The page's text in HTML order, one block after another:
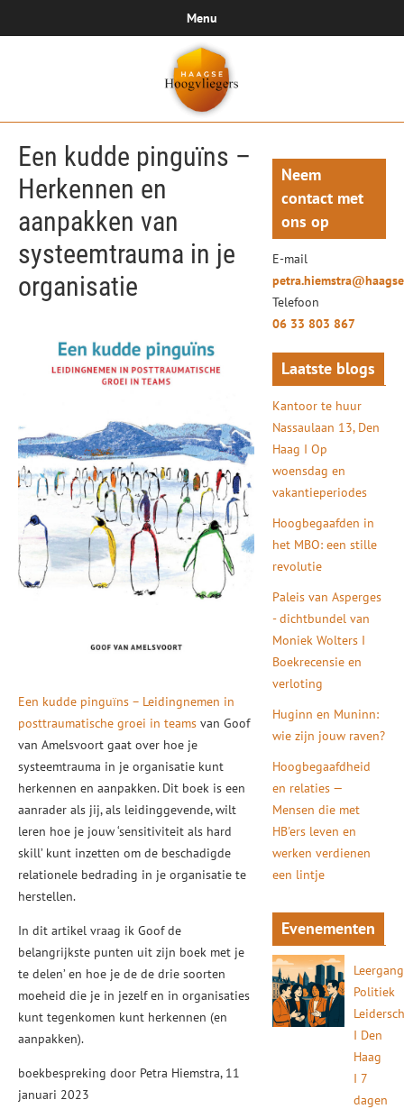
Menu
Een kudde pinguïns –
Herkennen en
aanpakken van
systeemtrauma in je
organisatie
Een kudde pinguïns – Leidingnemen in
posttraumatische groei in teams van Goof
van Amelsvoort gaat over hoe je
systeemtrauma in je organisatie kunt
herkennen en aanpakken. Dit boek is een
aanrader als jij, als leidinggevende, wilt
leren hoe je jouw ‘sensitiviteit als hard
skill’ kunt inzetten om de beschadigde
relationele bedrading in je organisatie te
herstellen.
In dit artikel vraag ik Goof de
belangrijkste punten uit zijn boek met je
te delen’ en hoe je de de drie soorten
moeheid die je in jezelf en in organisaties
kunt tegenkomen kunt herkennen (en
aanpakken).
boekbespreking door Petra Hiemstra, 11
januari 2023
Neem
contact met
ons op
E-mail
Telefoon
06 33 803 867
Laatste blogs
Kantoor te huur
Nassaulaan 13, Den
Haag I Op
woensdag en
vakantieperiodes
Hoogbegaafden in
het MBO: een stille
revolutie
Paleis van Asperges
- dichtbundel van
Moniek Wolters I
Boekrecensie en
verloting
Huginn en Muninn:
wie zijn jouw raven?
Hoogbegaafdheid
en relaties —
Mensen die met
HB'ers leven en
werken verdienen
een lintje
Evenementen
Leergang
Politiek
I Den
Haag
I 7
dagen